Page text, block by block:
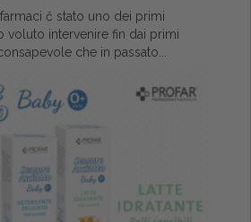
č stato uno dei primi
voluto intervenire fin dai primi
che in passato...